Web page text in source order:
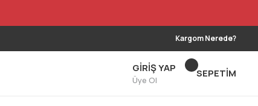
Kargom Nerede?
GİRİŞ YAP
Üye Ol
SEPETİM